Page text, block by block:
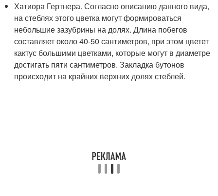
Хатиора Гертнера. Согласно описанию данного вида,
на стеблях этого цветка могут формироваться
небольшие зазубрины на долях. Длина побегов
составляет около 40-50 сантиметров, при этом цветет
кактус большими цветками, которые могут в диаметре
достигать пяти сантиметров. Закладка бутонов
происходит на крайних верхних долях стеблей.